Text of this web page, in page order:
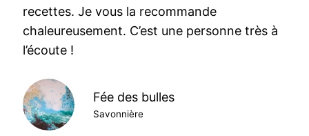
recettes. Je vous la recommande
chaleureusement. C’est une personne très à
l’écoute !
Fée des bulles
Savonnière